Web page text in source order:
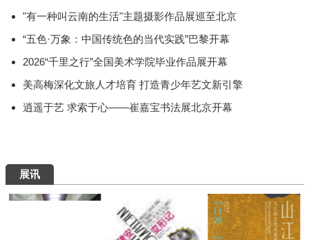
"有一种叫云南的生活"主题摄影作品展巡至北京
“五色·万象：中国传统色的当代实践”巴黎开幕
2026“千里之行”全国美术学院毕业作品展开幕
美高梅深化文旅人才培育 打造青少年艺文新引擎
逍遥于艺 求索于心——崔嘉宝书法展北京开幕
展讯